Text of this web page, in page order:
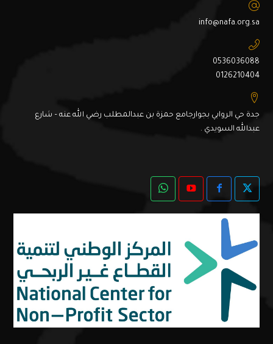
info@nafa.org.sa
0536036088
0126210404
جدة حي الروابي بجوارجامع حمزة بن عبدالمطلب رضي الله عنه – شارع
عبدالله السويدي .